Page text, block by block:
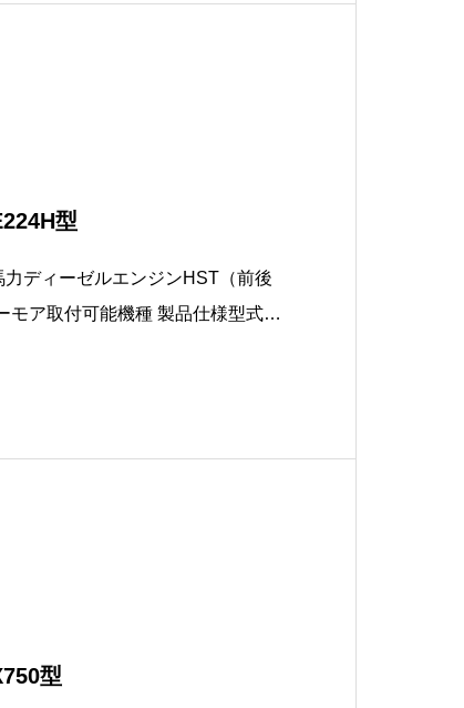
型
ディーゼルエンジンHST（前後
能機種 製品仕様型式E2
型